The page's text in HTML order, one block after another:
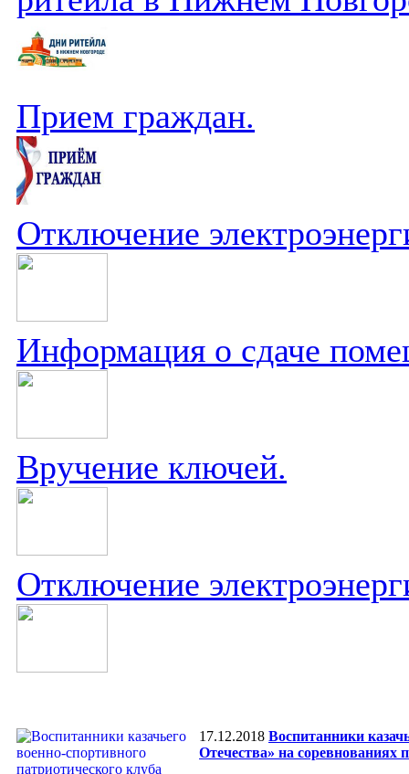
Прием граждан.
Отключение
Информация о сдаче
Вручение ключей.
Отключение
17.12.2018 Воспитанники
Отечества» на соревнованиях